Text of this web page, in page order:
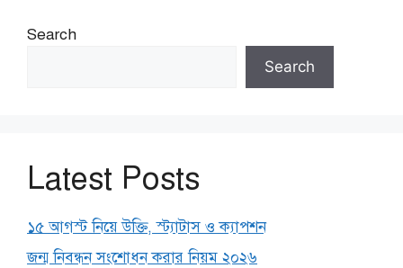
Search
Search
Latest Posts
১৫ আগস্ট নিয়ে উক্তি, স্ট্যাটাস ও ক্যাপশন
জন্ম নিবন্ধন সংশোধন করার নিয়ম ২০২৬